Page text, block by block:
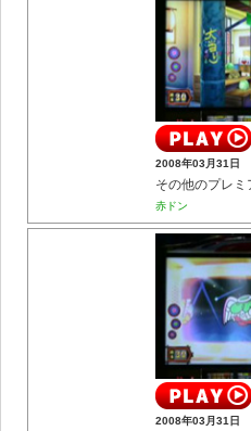
2008年03月31日
その他のプレ
赤ドン
2008年03月31日